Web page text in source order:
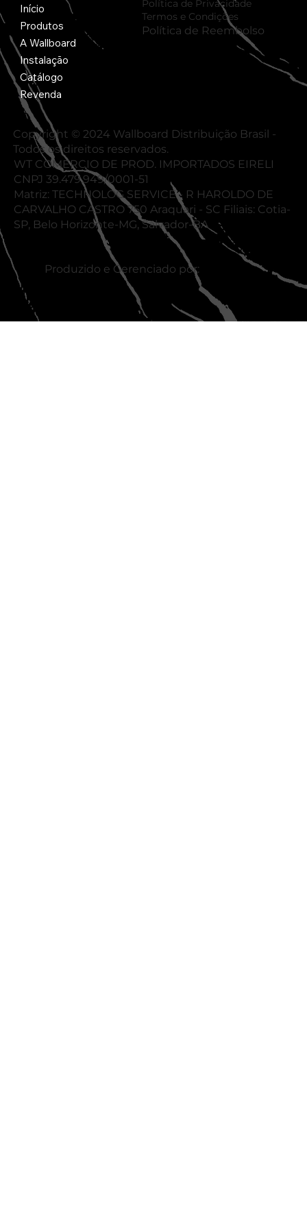
Produzido e Gerenciado por:
Política de Privacidade
Termos e Condições
Política de Reembolso
Início
Produtos
A Wallboard
Instalação
Catálogo
Revenda
Copyright © 2024 Wallboard Distribuição Brasil -
Todos os direitos reservados.
WT COMERCIO DE PROD. IMPORTADOS EIRELI
CNPJ 39.479.949/0001-51
Matriz: TECHNOLOG SERVICE - R HAROLDO DE
CARVALHO CASTRO 750 Araquari - SC Filiais: Cotia-
SP, Belo Horizonte-MG, Salvador-BA